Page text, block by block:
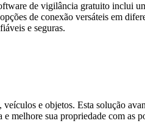
de vigilância gratuito inclui
de conexão versáteis em
e seguras.
e objetos. Esta solução
melhore sua propriedade com as